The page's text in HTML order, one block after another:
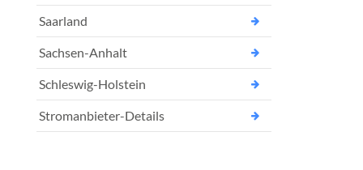
Saarland
Sachsen-Anhalt
Schleswig-Holstein
Stromanbieter-Details